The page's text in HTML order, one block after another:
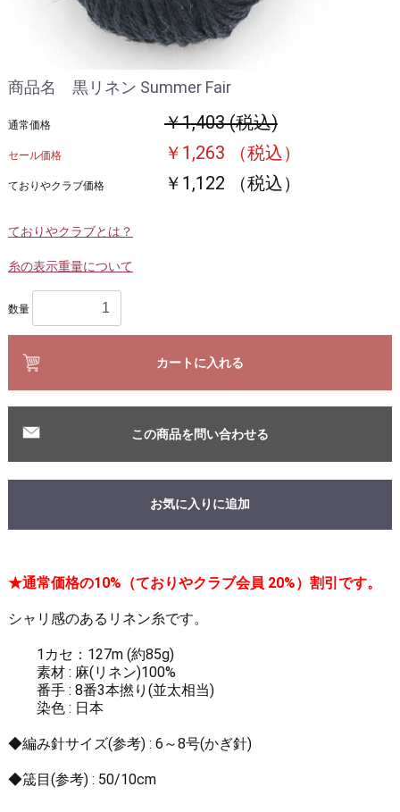
商品名 黒リネン Summer Fair
通常価格 ￥1,403 (税込)
セール価格 ￥1,263 （税込）
ておりやクラブ価格 ￥1,122 （税込）
ておりやクラブとは？
糸の表示重量について
数量
カートに入れる
この商品を問い合わせる
お気に入りに追加
★通常価格の10%（ておりやクラブ会員 20%）割引です。
シャリ感のあるリネン糸です。
1カセ：127m (約85g)
素材 : 麻(リネン)100%
番手 : 8番3本撚り(並太相当)
染色 : 日本
◆編み針サイズ(参考) : 6～8号(かぎ針)
◆筬目(参考) : 50/10cm